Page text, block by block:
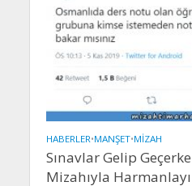
HABERLER•MANŞET•MIZAH
Sınavlar Gelip
Mizahıyla